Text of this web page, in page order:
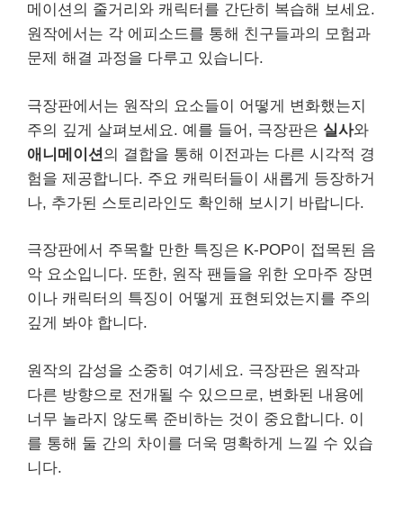
메이션의 줄거리와 캐릭터를 간단히 복습해 보세요.
원작에서는 각 에피소드를 통해 친구들과의 모험과
문제 해결 과정을 다루고 있습니다.
극장판에서는 원작의 요소들이 어떻게 변화했는지
주의 깊게 살펴보세요. 예를 들어, 극장판은 실사와
애니메이션 의 결합을 통해 이전과는 다른 시각적 경
험을 제공합니다. 주요 캐릭터들이 새롭게 등장하거
나, 추가된 스토리라인도 확인해 보시기 바랍니다.
극장판에서 주목할 만한 특징은 K-POP이 접목된 음
악 요소입니다. 또한, 원작 팬들을 위한 오마주 장면
이나 캐릭터의 특징이 어떻게 표현되었는지를 주의
깊게 봐야 합니다.
원작의 감성을 소중히 여기세요. 극장판은 원작과
다른 방향으로 전개될 수 있으므로, 변화된 내용에
너무 놀라지 않도록 준비하는 것이 중요합니다. 이
를 통해 둘 간의 차이를 더욱 명확하게 느낄 수 있습
니다.